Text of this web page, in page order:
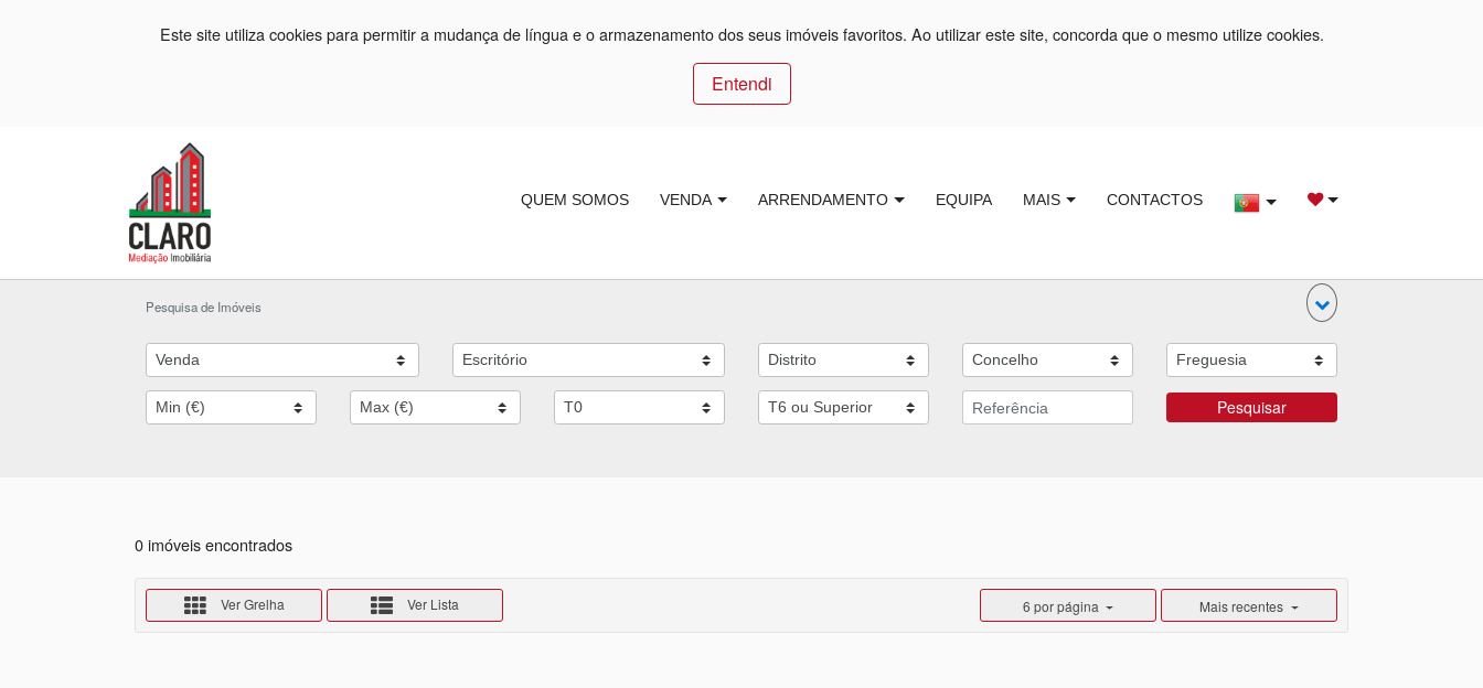
Este site utiliza cookies para permitir a mudança de língua e o armazenamento dos seus imóveis favoritos. Ao utilizar este site, concorda que o mesmo utilize cookies.
Entendi
QUEM SOMOS VENDA ARRENDAMENTO EQUIPA MAIS CONTACTOS
Pesquisa de Imóveis
Pesquisar
0 imóveis encontrados
Ver Grelha Ver Lista 6 por página Mais recentes